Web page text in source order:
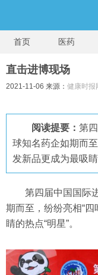
首页 医药
直击进博现场
2021-11-06 来源： 健康时报
阅读提要： 第
球知名药企如期而
发新品更成为最吸睛
第四届中国国际
期而至，纷纷亮相“
睛的热点“明星”。